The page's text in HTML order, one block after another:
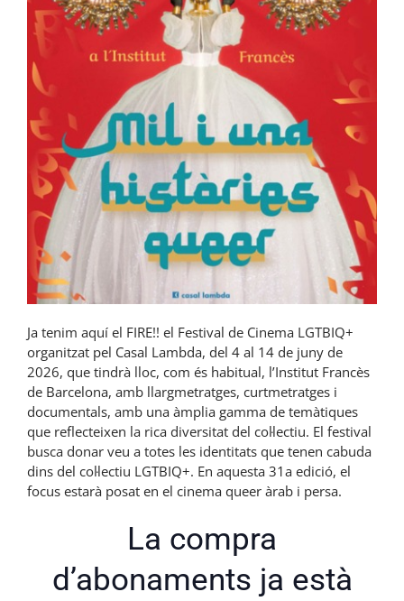
Ja tenim aquí el FIRE!! el Festival de Cinema LGTBIQ+
organitzat pel Casal Lambda, del 4 al 14 de juny de
2026, que tindrà lloc, com és habitual, l’Institut Francès
de Barcelona, amb llargmetratges, curtmetratges i
documentals, amb una àmplia gamma de temàtiques
que reflecteixen la rica diversitat del col·lectiu. El festival
busca donar veu a totes les identitats que tenen cabuda
dins del col·lectiu LGTBIQ+. En aquesta 31a edició, el
focus estarà posat en el cinema queer àrab i persa.
La compra
d’abonaments ja està